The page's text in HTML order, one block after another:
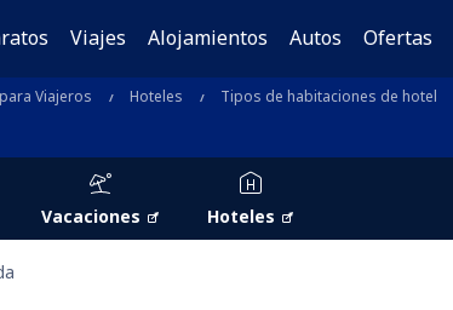
Viajes Alojamientos Autos Ofertas
Viajeros Hoteles Tipos de habitaciones de hotel
Vacaciones Hoteles